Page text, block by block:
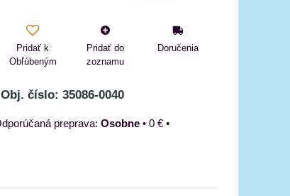
Pridať k
Obľúbeným
Pridať do
zoznamu
Doručenia
Obj. číslo: 35086-0040
Osobne • 0 € •